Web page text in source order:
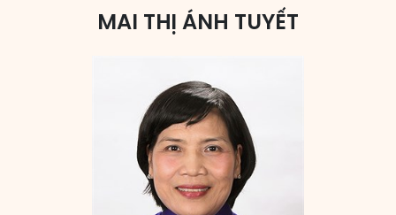
HĐND cấp tỉnh, thành phố
MAI THỊ ÁNH TUYẾT